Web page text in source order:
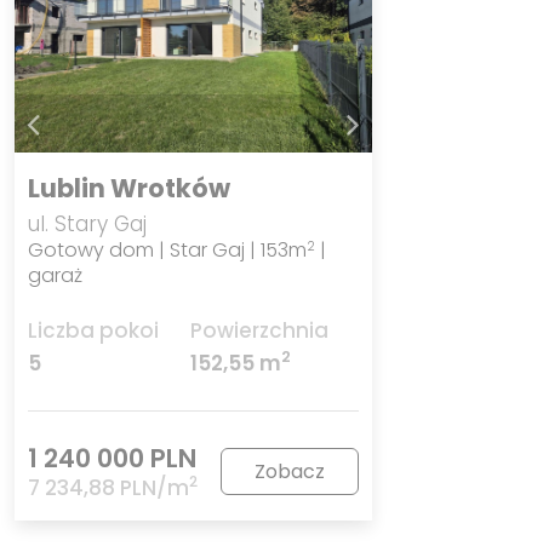
Lublin Wrotków
ul. Stary Gaj
Gotowy dom | Star Gaj | 153m2 |
garaż
Liczba pokoi
5
Powierzchnia
152,55 m2
1 240 000 PLN
7 234,88 PLN/m2 Zobacz